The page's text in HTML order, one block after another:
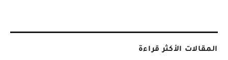
المقالات الأكثر قراءة